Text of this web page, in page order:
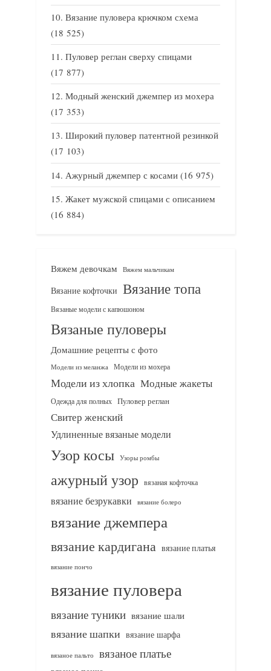
Вязание пуловера крючком схема
(18 525)
Пуловер реглан сверху спицами
(17 877)
Модный женский джемпер из мохера
(17 353)
Широкий пуловер патентной резинкой
(17 103)
Ажурный джемпер с косами (16 975)
Жакет мужской спицами с описанием
(16 884)
Вяжем девочкам Вяжем мальчикам
Вязание кофточки Вязание топа
Вязаные модели с капюшоном
Вязаные пуловеры
Домашние рецепты с фото
Модели из меланжа Модели из мохера
Модели из хлопка Модные жакеты
Одежда для полных Пуловер реглан
Свитер женский
Удлиненные вязаные модели
Узор косы Узоры ромбы
ажурный узор вязаная кофточка
вязание безрукавки вязание болеро
вязание джемпера
вязание кардигана вязание платья
вязание пончо
вязание пуловера
вязание туники вязание шали
вязание шапки вязание шарфа
вязаное пальто вязаное платье